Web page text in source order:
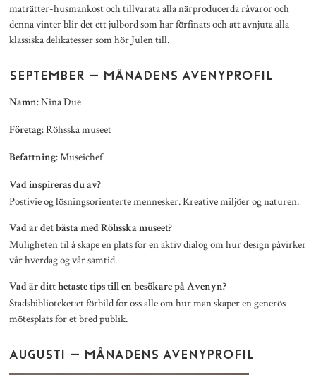
maträtter-husmankost och tillvarata alla närproducerda råvaror och
denna vinter blir det ett julbord som har förfinats och att avnjuta alla
klassiska delikatesser som hör Julen till.
SEPTEMBER – MÅNADENS AVENYPROFIL
Namn: Nina Due
Företag: Röhsska museet
Befattning: Museichef
Vad inspireras du av?
Postivie og lösningsorienterte mennesker. Kreative miljöer og naturen.
Vad är det bästa med Röhsska museet?
Muligheten til å skape en plats for en aktiv dialog om hur design påvirker
vår hverdag og vår samtid.
Vad är ditt hetaste tips till en besökare på Avenyn?
Stadsbiblioteket:et förbild for oss alle om hur man skaper en generös
mötesplats for et bred publik.
AUGUSTI – MÅNADENS AVENYPROFIL